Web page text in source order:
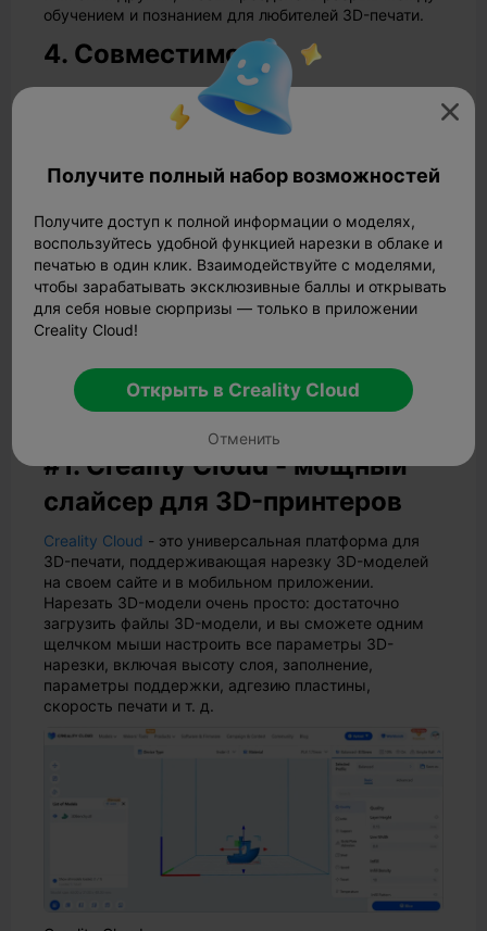
обучением и познанием для любителей 3D-печати.
4. Совместимость
Лучшие слайсеры для 3D-печати не должны иметь
строгих требований к совместимости. Лучшие из
них совместимы с операционными системами Mac,
возможности резки, такие как профили печати,
принтерами, возможности пользовательской
настройки, интеграция со сторонними
дополнениями, количество поддерживаемых
материалов и смол и т. д.
Лучшие бесплатные
программы для резки
3D-принтеров [Топ-5]
#1. Creality Cloud - мощный
слайсер для 3D-принтеров
Creality Cloud - это универсальная платформа для
3D-печати, поддерживающая нарезку 3D-моделей
на своем сайте и в мобильном приложении.
Нарезать 3D-модели очень просто: достаточно
загрузить файлы 3D-модели, и вы сможете одним
щелчком мыши настроить все параметры 3D-
нарезки, включая высоту слоя, заполнение,
параметры поддержки, адгезию пластины,
скорость печати и т. д.

Получите полный набор возможностей
Получите доступ к полной информации о моделях,
воспользуйтесь удобной функцией нарезки в облаке и
печатью в один клик. Взаимодействуйте с моделями,
чтобы зарабатывать эксклюзивные баллы и открывать
для себя новые сюрпризы — только в приложении
Creality Cloud!
Открыть в Creality Cloud
Отменить